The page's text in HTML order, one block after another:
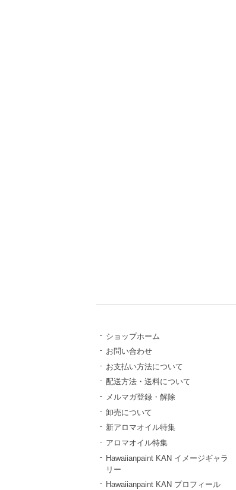
ショップホーム
お問い合わせ
お支払い方法について
配送方法・送料について
メルマガ登録・解除
卸売について
新アロマオイル特集
アロマオイル特集
Hawaiianpaint KAN イメージギャラ
リー
Hawaiianpaint KAN プロフィール